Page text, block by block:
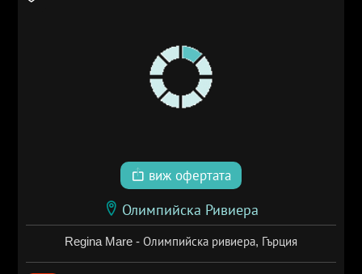
виж офертата
Олимпийска Ривиера
Regina Mare - Олимпийска ривиера, Гърция